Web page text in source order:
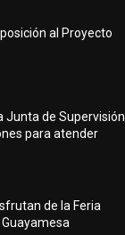
al Proyecto
Junta de Supervisión
para atender
de la Feria